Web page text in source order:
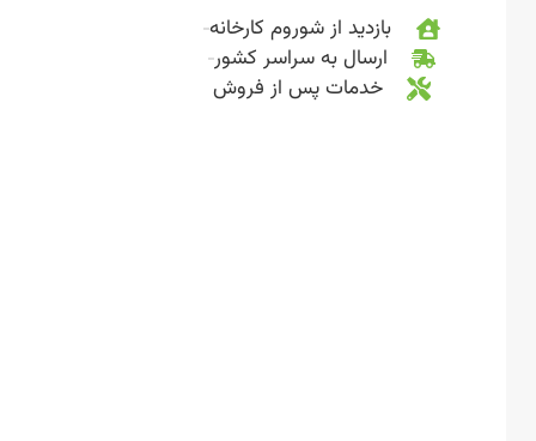
بازدید از شوروم کارخانه
ارسال به سراسر کشور
خدمات پس از فروش